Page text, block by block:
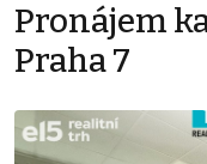
Pronájem
Praha 7